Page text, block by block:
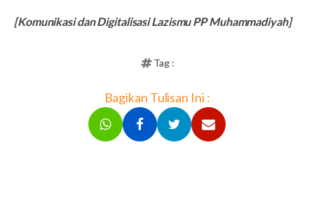
[Komunikasi dan Digitalisasi Lazismu PP Muhammadiyah]
Tag :
Bagikan Tulisan Ini :